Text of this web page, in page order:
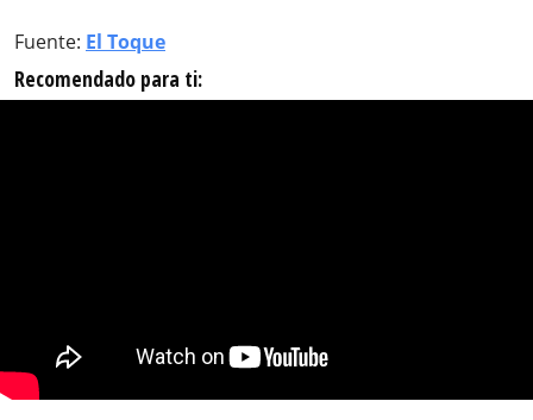
Fuente: El Toque
Recomendado para ti: